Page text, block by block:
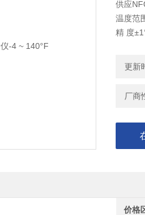
供应
温度范
精 度
数据容
更新
厂商
价格